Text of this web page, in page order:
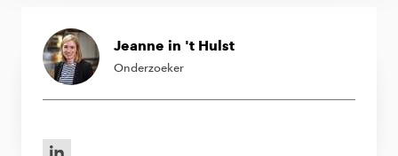
Jeanne in 't Hulst
Onderzoeker
LinkedIn van Jeanne in 't Hulst